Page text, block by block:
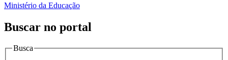
Ministério da Educação
Buscar no portal
Busca